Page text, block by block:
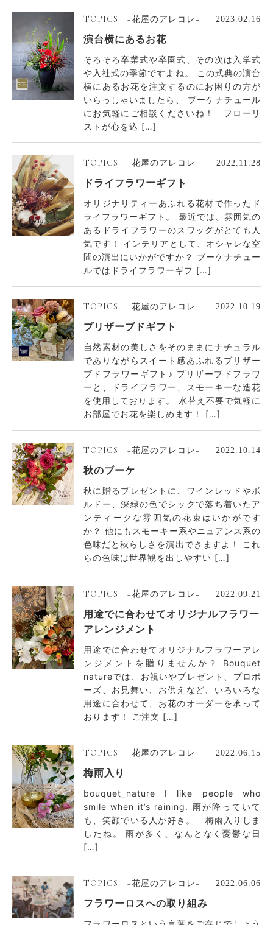
TOPICS −花屋のアレコレ− 2023.02.16
演台横にあるお花
そろそろ卒業式や卒園式、その次は入学式
や入社式の季節ですよね。 この式典の演台
横にあるお花を注文するのにお困りの方が
いらっしゃいましたら、 ブーケナチュール
にお気軽にご相談くださいね！ フローリ
ストが心を込 […]
TOPICS −花屋のアレコレ− 2022.11.28
ドライフラワーギフト
オリジナリティーあふれる花材で作ったド
ライフラワーギフト。 最近では、雰囲気の
あるドライフラワーのスワッグがとても人
気です！ インテリアとして、オシャレな空
間の演出にいかがですか？ ブーケナチュー
ルではドライフラワーギフ […]
TOPICS −花屋のアレコレ− 2022.10.19
プリザーブドギフト
自然素材の美しさをそのままにナチュラル
でありながらスイート感あふれるプリザー
ブドフラワーギフト♪ プリザーブドフラワ
ーと、ドライフラワー、スモーキーな造花
を使用しております。 水替え不要で気軽に
お部屋でお花を楽しめます！ […]
TOPICS −花屋のアレコレ− 2022.10.14
秋のブーケ
秋に贈るプレゼントに、ワインレッドやボ
ルドー、深緑の色でシックで落ち着いたア
ンティークな雰囲気の花束はいかがです
か？ 他にもスモーキー系やニュアンス系の
色味だと秋らしさを演出できますよ！ これ
らの色味は世界観を出しやすい […]
TOPICS −花屋のアレコレ− 2022.09.21
用途でに合わせてオリジナルフラワー
アレンジメント
用途でに合わせてオリジナルフラワーアレ
ンジメントを贈りませんか？ Bouquet
natureでは、お祝いやプレゼント、プロポ
ーズ、お見舞い、お供えなど、いろいろな
用途に合わせて、お花のオーダーを承って
おります！ ご注文 […]
TOPICS −花屋のアレコレ− 2022.06.15
梅雨入り
bouquet_nature I like people who
smile when it’s raining. 雨が降っていて
も、笑顔でいる人が好き。 梅雨入りしま
したね。 雨が多く、なんとなく憂鬱な日
[…]
TOPICS −花屋のアレコレ− 2022.06.06
フラワーロスへの取り組み